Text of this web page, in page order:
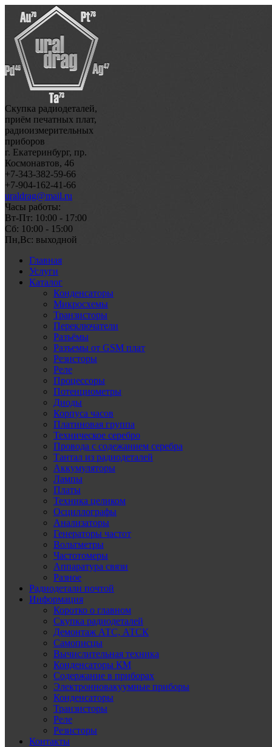
Скупка радиодеталей,
приём печатных плат,
радиоизмерительных
приборов
г. Екатеринбург, пр.
Космонавтов, 46
+7-343-382-59-66
+7-904-162-41-66
uraldrag@mail.ru
Часы работы:
Вт-Пт: 10:00 - 17:00
Сб: 10:00 - 15:00
Пн,Вс: выходной
Главная
Услуги
Каталог
Конденсаторы
Микросхемы
Транзисторы
Переключатели
Разъёмы
Разъемы от GSM плат
Резисторы
Реле
Процессоры
Потенциометры
Диоды
Корпуса часов
Платиновая группа
Техническое серебро
Провода с содежанием серебра
Тантал из радиодеталей
Аккумуляторы
Лампы
Платы
Техника целиком
Осциллографы
Анализаторы
Генераторы частот
Вольтметры
Частотомеры
Аппаратура связи
Разное
Радиодетали почтой
Информация
Коротко о главном
Скупка радиодеталей
Демонтаж АТС, АТСК
Самописцы
Вычислительная техника
Конденсаторы КМ
Содержание в приборах
Электронновакуумные приборы
Конденсаторы
Транзисторы
Реле
Резисторы
Контакты